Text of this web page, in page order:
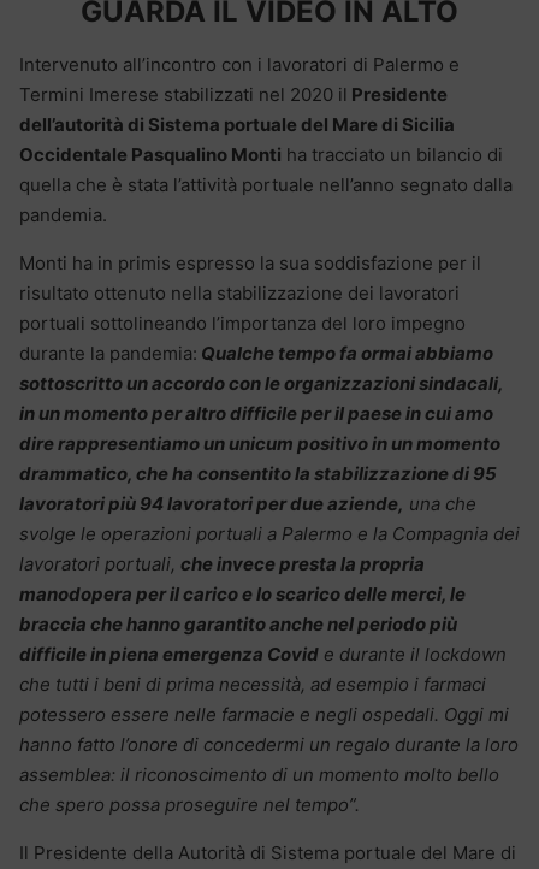
GUARDA IL VIDEO IN ALTO
Intervenuto all’incontro con i lavoratori di Palermo e
Termini Imerese stabilizzati nel 2020 il Presidente
dell’autorità di Sistema portuale del Mare di Sicilia
Occidentale Pasqualino Monti ha tracciato un bilancio di
quella che è stata l’attività portuale nell’anno segnato dalla
pandemia.
Monti ha in primis espresso la sua soddisfazione per il
risultato ottenuto nella stabilizzazione dei lavoratori
portuali sottolineando l’importanza del loro impegno
durante la pandemia: Qualche tempo fa ormai abbiamo
sottoscritto un accordo con le organizzazioni sindacali,
in un momento per altro difficile per il paese in cui amo
dire rappresentiamo un unicum positivo in un momento
drammatico, che ha consentito la stabilizzazione di 95
lavoratori più 94 lavoratori per due aziende, una che
svolge le operazioni portuali a Palermo e la Compagnia dei
lavoratori portuali, che invece presta la propria
manodopera per il carico e lo scarico delle merci, le
braccia che hanno garantito anche nel periodo più
difficile in piena emergenza Covid e durante il lockdown
che tutti i beni di prima necessità, ad esempio i farmaci
potessero essere nelle farmacie e negli ospedali. Oggi mi
hanno fatto l’onore di concedermi un regalo durante la loro
assemblea: il riconoscimento di un momento molto bello
che spero possa proseguire nel tempo”.
Il Presidente della Autorità di Sistema portuale del Mare di